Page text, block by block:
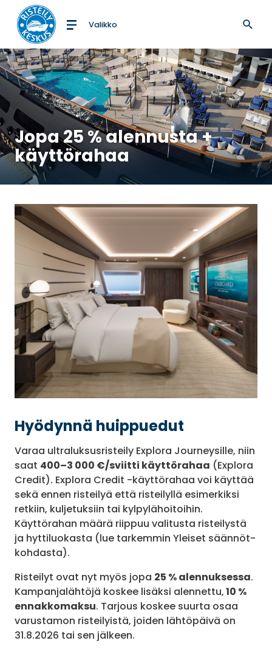
Etusivulle
Valikko
Jopa 25 % alennusta +
käyttörahaa
Hyödynnä huippuedut
Varaa ultraluksusristeily Explora Journeysille, niin
saat 400–3 000 €/sviitti käyttörahaa (Explora
Credit). Explora Credit -käyttörahaa voi käyttää
sekä ennen risteilyä että risteilyllä esimerkiksi
retkiin, kuljetuksiin tai kylpylähoitoihin.
Käyttörahan määrä riippuu valitusta risteilystä
ja hyttiluokasta (lue tarkemmin Yleiset säännöt-
kohdasta).
Risteilyt ovat nyt myös jopa 25 % alennuksessa.
Kampanjalähtöjä koskee lisäksi alennettu,10 %
ennakkomaksu. Tarjous koskee suurta osaa
varustamon risteilyistä, joiden lähtöpäivä on
31.8.2026 tai sen jälkeen.